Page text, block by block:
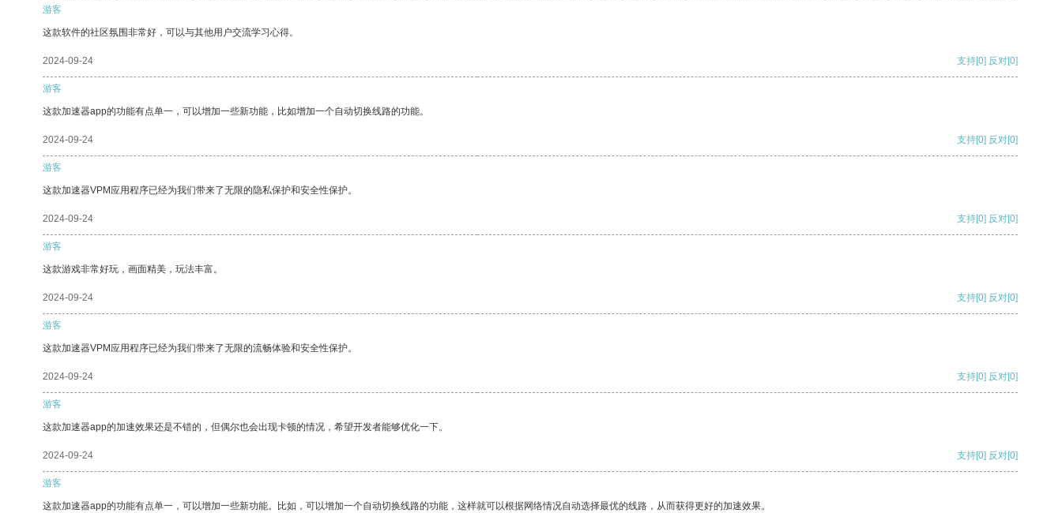
游客
这款软件的社区氛围非常好，可以与其他用户交流学习心得。
2024-09-24 支持[0] 反对[0]
游客
这款加速器app的功能有点单一，可以增加一些新功能，比如增加一个自动切换线路的功能。
2024-09-24 支持[0] 反对[0]
游客
这款加速器VPM应用程序已经为我们带来了无限的隐私保护和安全性保护。
2024-09-24 支持[0] 反对[0]
游客
这款游戏非常好玩，画面精美，玩法丰富。
2024-09-24 支持[0] 反对[0]
游客
这款加速器VPM应用程序已经为我们带来了无限的流畅体验和安全性保护。
2024-09-24 支持[0] 反对[0]
游客
这款加速器app的加速效果还是不错的，但偶尔也会出现卡顿的情况，希望开发者能够优化一下。
2024-09-24 支持[0] 反对[0]
游客
这款加速器app的功能有点单一，可以增加一些新功能。比如，可以增加一个自动切换线路的功能，这样就可以根据网络情况自动选择最优的线路，从而获得更好的加速效果。